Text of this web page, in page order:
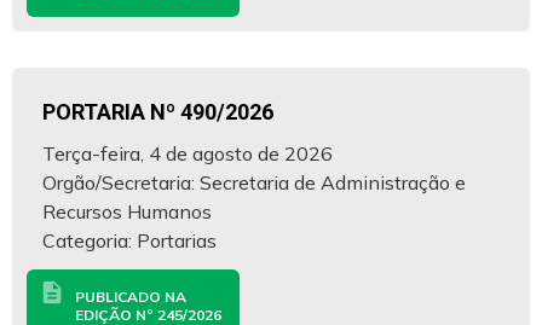
PORTARIA Nº 490/2026
Terça-feira, 4 de agosto de 2026
Orgão/Secretaria: Secretaria de Administração e
Recursos Humanos
Categoria: Portarias
description
PUBLICADO NA
EDIÇÃO Nº 245/2026